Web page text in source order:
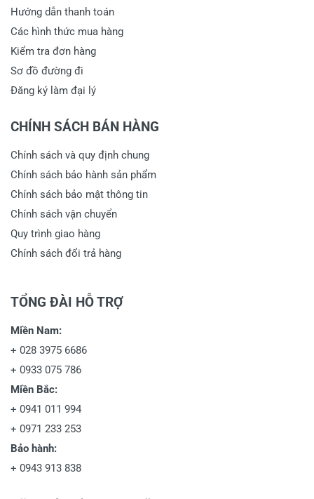
Hướng dẫn thanh toán
Các hình thức mua hàng
Kiểm tra đơn hàng
Sơ đồ đường đi
Đăng ký làm đại lý
CHÍNH SÁCH BÁN HÀNG
Chính sách và quy định chung
Chính sách bảo hành sản phẩm
Chính sách bảo mật thông tin
Chính sách vận chuyển
Quy trình giao hàng
Chính sách đổi trả hàng
TỔNG ĐÀI HỖ TRỢ
Miền Nam:
+ 028 3975 6686
+ 0933 075 786
Miền Bắc:
+ 0941 011 994
+ 0971 233 253
Bảo hành:
+ 0943 913 838